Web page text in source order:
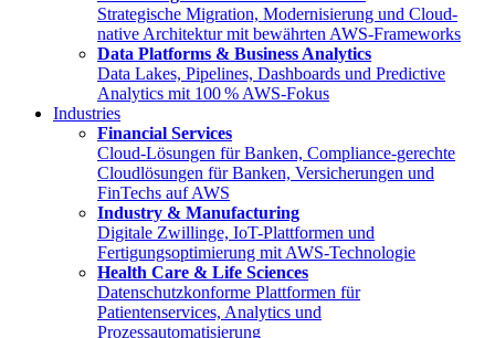
Strategische Migration, Modernisierung und Cloud-
native Architektur mit bewährten AWS-Frameworks
Data Platforms & Business Analytics
Data Lakes, Pipelines, Dashboards und Predictive
Analytics mit 100 % AWS-Fokus
Industries
Financial Services
Cloud-Lösungen für Banken, Compliance-gerechte
Cloudlösungen für Banken, Versicherungen und
FinTechs auf AWS
Industry & Manufacturing
Digitale Zwillinge, IoT-Plattformen und
Fertigungsoptimierung mit AWS-Technologie
Health Care & Life Sciences
Datenschutzkonforme Plattformen für
Patientenservices, Analytics und
Prozessautomatisierung